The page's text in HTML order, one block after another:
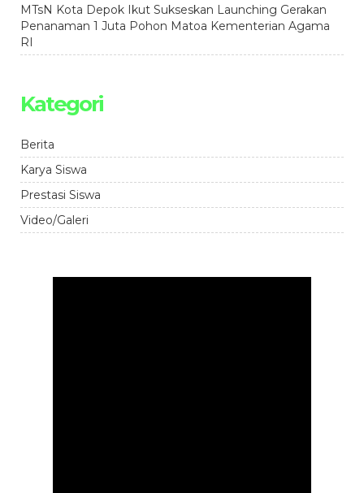
MTsN Kota Depok Ikut Sukseskan Launching Gerakan
Penanaman 1 Juta Pohon Matoa Kementerian Agama
RI
Kategori
Berita
Karya Siswa
Prestasi Siswa
Video/Galeri